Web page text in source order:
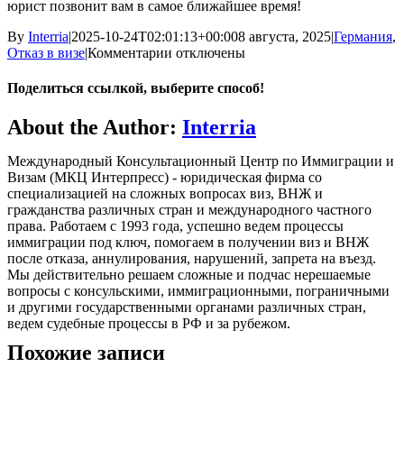
юрист позвонит вам в самое ближайшее время!
By Interria|2025-10-24T02:01:13+00:008 августа, 2025|Германия,
Отказ в визе|Комментарии к
Смена
визовой
категории
после
в
визе
в
Германию
отключены
Поделиться ссылкой, выберите способ!
Facebook
X
Reddit
LinkedIn
WhatsApp
Telegram
Tumblr
Pinterest
Vk
Xing
Email
About the Author: Interria
Международный Консультационный Центр по Иммиграции и
Визам (МКЦ Интерпресс) - юридическая фирма со
специализацией на сложных вопросах виз, ВНЖ и
гражданства различных стран и международного частного
права. Работаем с 1993 года, успешно ведем процессы
иммиграции под ключ, помогаем в получении виз и ВНЖ
после отказа, аннулирования, нарушений, запрета на въезд.
Мы действительно решаем сложные и подчас нерешаемые
вопросы с консульскими, иммиграционными, пограничными
и другими государственными органами различных стран,
ведем судебные процессы в РФ и за рубежом.
Похожие записи